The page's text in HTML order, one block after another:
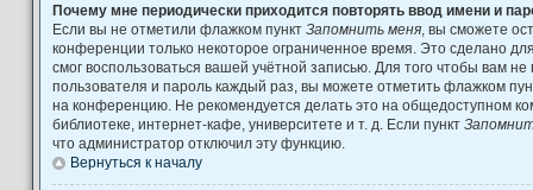
Почему мне периодически приходится повторять ввод имени и
Если вы не отметили флажком пункт Запомнить меня , вы сможете
конференции только некоторое ограниченное время. Это сделано
смог воспользоваться вашей учётной записью. Для того чтобы вам
пользователя и пароль каждый раз, вы можете отметить флажком
на конференцию. Не рекомендуется делать это на общедоступном
библиотеке, интернет-кафе, университете и т. д. Если пункт
что администратор отключил эту функцию.
Вернуться к началу